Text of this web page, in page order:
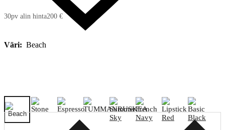
30pv alin hinta200 €
Väri: Beach